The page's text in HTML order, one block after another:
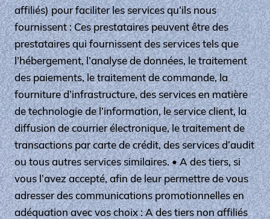
affiliés) pour faciliter les services qu’ils nous
fournissent : Ces prestataires peuvent être des
prestataires qui fournissent des services tels que
l’hébergement, l’analyse de données, le traitement
des paiements, le traitement de commande, la
fourniture d’infrastructure, des services en matière
de technologie de l’information, le service client, la
diffusion de courrier électronique, le traitement de
transactions par carte de crédit, des services d’audit
ou tous autres services similaires. • A des tiers, si
vous l’avez accepté, afin de leur permettre de vous
adresser des communications promotionnelles en
adéquation avec vos choix : A des tiers non affiliés